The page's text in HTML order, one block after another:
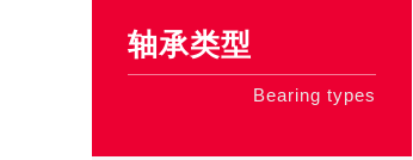
轴承类型
Bearing types